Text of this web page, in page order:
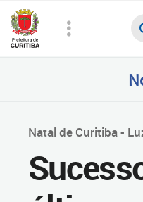
Natal de Curitiba -